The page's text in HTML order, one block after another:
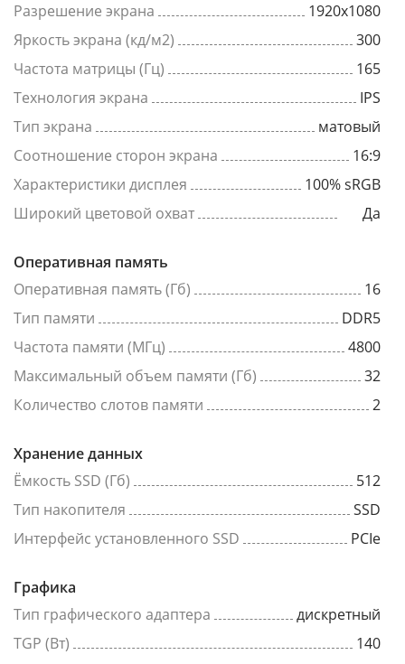
Разрешение экрана
1920x1080
Яркость экрана (кд/м2)
300
Частота матрицы (Гц)
165
Технология экрана
IPS
Тип экрана
матовый
Соотношение сторон экрана
16:9
Характеристики дисплея
100% sRGB
Широкий цветовой охват
Да
Оперативная память
Оперативная память (Гб)
16
Тип памяти
DDR5
Частота памяти (МГц)
4800
Максимальный объем памяти (Гб)
32
Количество слотов памяти
2
Хранение данных
Ёмкость SSD (Гб)
512
Тип накопителя
SSD
Интерфейс установленного SSD
PCIe
Графика
Тип графического адаптера
дискретный
TGP (Вт)
140